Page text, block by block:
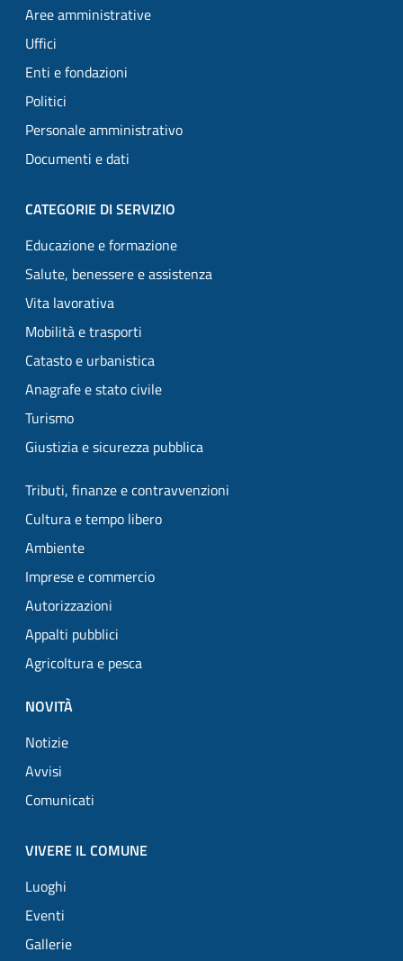
Aree amministrative
Uffici
Enti e fondazioni
Politici
Personale amministrativo
Documenti e dati
CATEGORIE DI SERVIZIO
Educazione e formazione
Salute, benessere e assistenza
Vita lavorativa
Mobilità e trasporti
Catasto e urbanistica
Anagrafe e stato civile
Turismo
Giustizia e sicurezza pubblica
Tributi, finanze e contravvenzioni
Cultura e tempo libero
Ambiente
Imprese e commercio
Autorizzazioni
Appalti pubblici
Agricoltura e pesca
NOVITÀ
Notizie
Avvisi
Comunicati
VIVERE IL COMUNE
Luoghi
Eventi
Gallerie